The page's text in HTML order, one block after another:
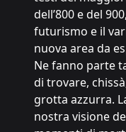
dell’800 e del
futurismo e il
nuova area da
Ne fanno parte
di trovare,
grotta azzurra.
nostra visione